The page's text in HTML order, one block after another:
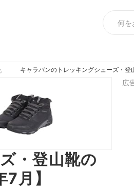
キャラバンのトレッキングシューズ・登
・登山靴の
月】
広